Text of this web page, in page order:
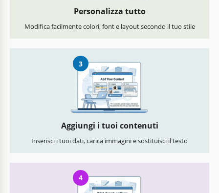
Personalizza tutto
Modifica facilmente colori, font e layout secondo il tuo stile
3
Aggiungi i tuoi contenuti
Inserisci i tuoi dati, carica immagini e sostituisci il testo
4